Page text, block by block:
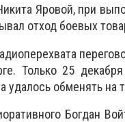
Яровой, при
отход боевых
Только 25
обменять на
Богдан